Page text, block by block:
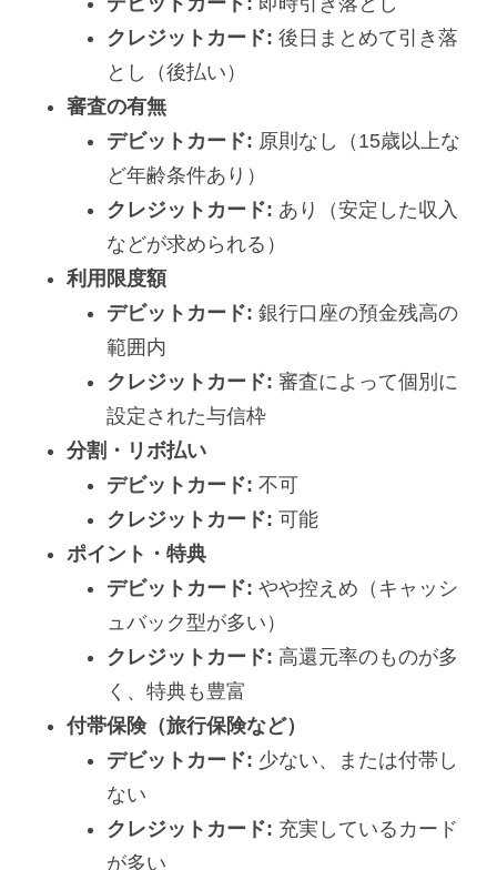
クレジットカード: 後日まとめて引き落
とし（後払い）
審査の有無
デビットカード: 原則なし（15歳以上な
ど年齢条件あり）
クレジットカード: あり（安定した収入
などが求められる）
利用限度額
デビットカード: 銀行口座の預金残高の
範囲内
クレジットカード: 審査によって個別に
設定された与信枠
分割・リボ払い
デビットカード: 不可
クレジットカード: 可能
ポイント・特典
デビットカード: やや控えめ（キャッシ
ュバック型が多い）
クレジットカード: 高還元率のものが多
く、特典も豊富
付帯保険（旅行保険など）
デビットカード: 少ない、または付帯し
ない
クレジットカード: 充実しているカード
が多い